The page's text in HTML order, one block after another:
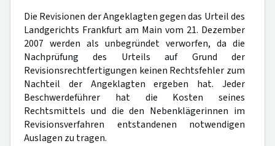
Die Revisionen der Angeklagten gegen das Urteil des
Landgerichts Frankfurt am Main vom 21. Dezember
2007 werden als unbegründet verworfen, da die
Nachprüfung des Urteils auf Grund der
Revisionsrechtfertigungen keinen Rechtsfehler zum
Nachteil der Angeklagten ergeben hat. Jeder
Beschwerdeführer hat die Kosten seines
Rechtsmittels und die den Nebenklägerinnen im
Revisionsverfahren entstandenen notwendigen
Auslagen zu tragen.